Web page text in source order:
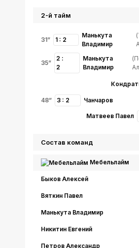
31” 1 : 2
Манькута
Владимир
35”
2 :
2
Манькута
Владимир
48” 3 : 2 Чанчаров
Матвеев Павел
2-й тайм
Состав команд
Мебельлайм
Быков Алексей
Вяткин Павел
Манькута Владимир
Никитин Евгений
Петров Александр